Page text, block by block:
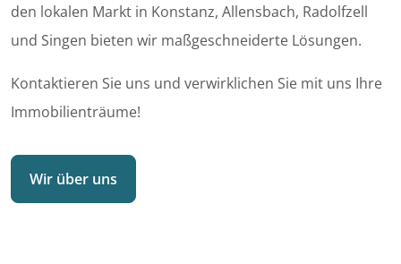
den lokalen Markt in Konstanz, Allensbach, Radolfzell
und Singen bieten wir maßgeschneiderte Lösungen.
Kontaktieren Sie uns und verwirklichen Sie mit uns Ihre
Immobilienträume!
Wir über uns